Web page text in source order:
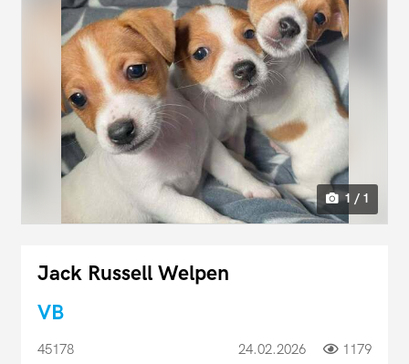
1 / 1
Jack Russell Welpen
VB
45178 24.02.2026 1179